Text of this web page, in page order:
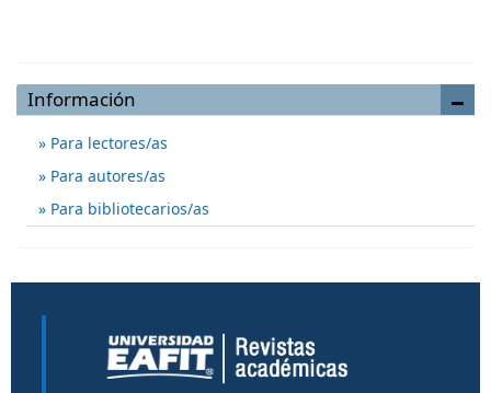
Información
Para lectores/as
Para autores/as
Para bibliotecarios/as